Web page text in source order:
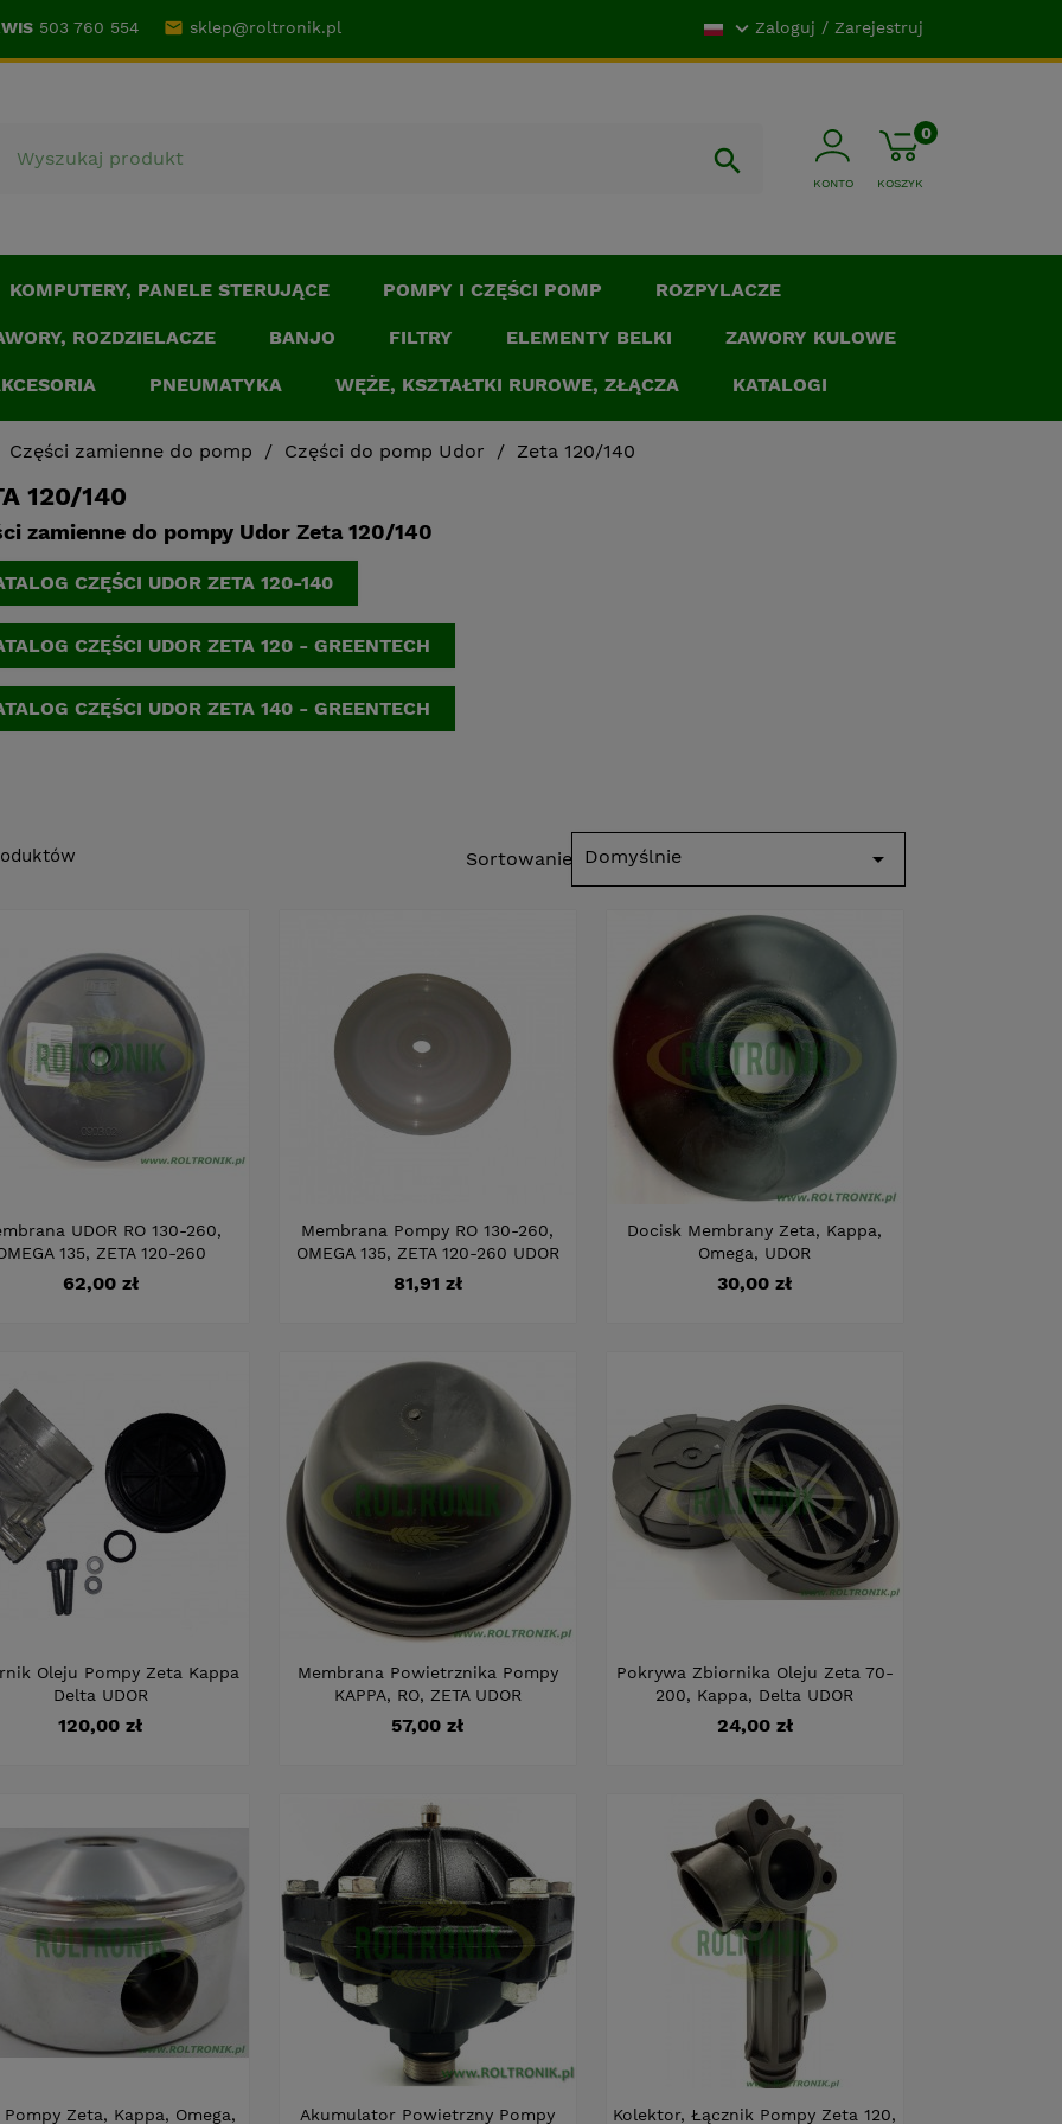
503 760 554 email sklep@roltronik.pl  Zaloguj / Zarejestruj

KONTO
shopping_cart
KOSZYK
0
KOMPUTERY, PANELE STERUJĄCE POMPY I CZĘŚCI POMP ROZPYLACZE
ROZDZIELACZE BANJO FILTRY ELEMENTY BELKI ZAWORY KULOWE
PNEUMATYKA WĘŻE, KSZTAŁTKI RUROWE, ZŁĄCZA KATALOGI
Części zamienne do pomp Części do pomp Udor Zeta 120/140
120/140
zamienne do pompy Udor Zeta 120/140
CZĘŚCI UDOR ZETA 120-140
CZĘŚCI UDOR ZETA 120 - GREENTECH
CZĘŚCI UDOR ZETA 140 - GREENTECH
Sortowanie poDomyślnie 
UDOR RO 130-260,
135, ZETA 120-260
Cena
62,00 zł
Membrana Pompy RO 130-260,
OMEGA 135, ZETA 120-260 UDOR
Cena
81,91 zł
Docisk Membrany Zeta, Kappa,
Omega, UDOR
Cena
30,00 zł
Oleju Pompy Zeta Kappa
Delta UDOR
Cena
120,00 zł
Membrana Powietrznika Pompy
KAPPA, RO, ZETA UDOR
Cena
57,00 zł
Pokrywa Zbiornika Oleju Zeta 70-
200, Kappa, Delta UDOR
Cena
24,00 zł
Pompy Zeta, Kappa, Omega,
Akumulator Powietrzny Pompy
Kolektor, Łącznik Pompy Zeta 120,